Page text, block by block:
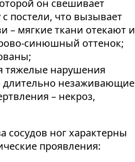
он свешивает
постели, что вызывает
– мягкие ткани отекают и
синюшный оттенок;
тяжелые нарушения
длительно незаживающие
– некроз,
сосудов ног характерны
проявления: